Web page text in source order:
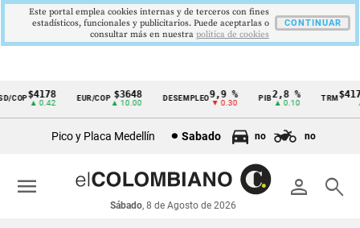
Cintillo
económicos
Colombia
$4178
▲ 0.42
EUR/COP $3648
▲ 10.00
DESEMPLEO9,9 %
▼ 0.30
2,8 %
▲ 0.10
TRM
▲
Pico y Placa Medellín Sabado no no
person search
Sábado, 8 de Agosto de 2026
menu
Este portal emplea cookies internas y de terceros con fines
estadísticos, funcionales y publicitarios. Puede aceptarlas o
consultar más en nuestra politica de cookies
CONTINUAR